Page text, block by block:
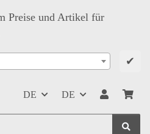
Preise und Artikel für
✔
DE DE